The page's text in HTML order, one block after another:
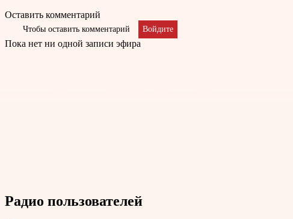
Оставить комментарий
Чтобы оставить комментарий Войдите
Пока нет ни одной записи эфира
Радио пользователей